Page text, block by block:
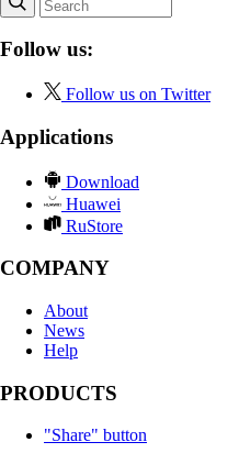
Follow us:
Follow us on Twitter
Applications
Download
Huawei
RuStore
COMPANY
About
News
Help
PRODUCTS
"Share" button